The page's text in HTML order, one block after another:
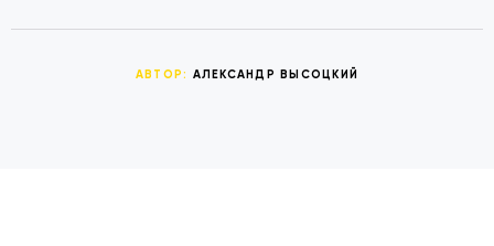
АВТОР: АЛЕКСАНДР ВЫСОЦКИЙ